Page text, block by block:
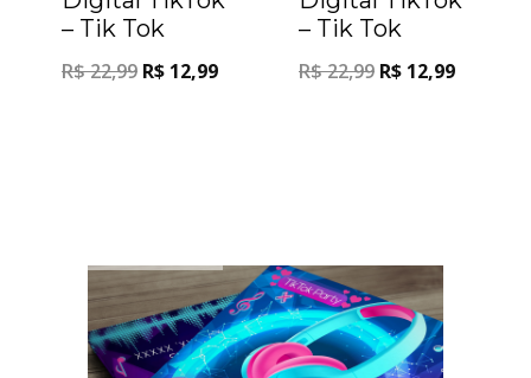
– Tik Tok
R$22,99 R$ 12,99
– Tik Tok
R$22,99 R$ 12,99